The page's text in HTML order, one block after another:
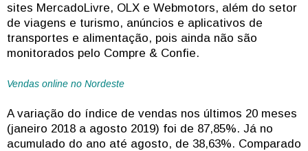
sites MercadoLivre, OLX e Webmotors, além do setor
de viagens e turismo, anúncios e aplicativos de
transportes e alimentação, pois ainda não são
monitorados pelo Compre & Confie.
Vendas online no Nordeste
A variação do índice de vendas nos últimos 20 meses
(janeiro 2018 a agosto 2019) foi de 87,85%. Já no
acumulado do ano até agosto, de 38,63%. Comparado